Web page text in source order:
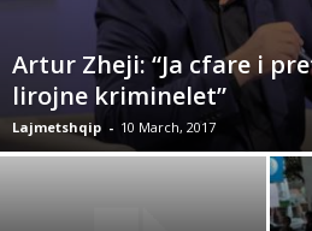
Artur Zheji: “Ja cfare i
lirojne kriminelet”
Lajmetshqip - 10 March, 2017